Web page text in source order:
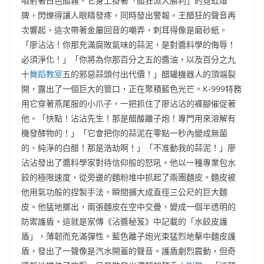
牌，閃爍得讓人眼睛發疼，同時發出警報。王醋狂的聲音再
次響起，這次帶著金屬回音的嘲弄，刺耳得像是磨砂紙。
「廖沾沾！你那充滿腐敗氣味的蒜泥，是對醬料學的侮辱！
必須淨化！」「你將為你那百分之五的醬油，以及百分之九
十舞蹈教室五的邪惡蒜頭付出代價！」醋罐機器人的頂端裂
開，露出了一個巨大的管口，正在聚積藍色光芒。K-999特務
用它穿著燕尾服的小爪子，一把抓住了廖沾沾的褲腳催促著
他。「快點！沾沾先生！那是醋酸離子炮！專門用來溶解有
機發酵物的！」「它會把你的蒜泥在零點一秒內變成無菌
的、純淨的白醋！那是浩劫啊！」「不准動我的蒜泥！」廖
沾沾發出了醬料學家對待信仰般的怒吼。他以一種專業包水
餃的極限速度，從旁邊的麵粉堆中抓起了兩團麵皮。麵皮被
他用氣功般的捏製手法，瞬間擴大成直徑三公尺的巨大麵
皮。他猛地擲出，兩張麵皮在空中交疊，變成一個半透明的
防禦護盾。這就是家傳《沾醬秘笈》中記載的「水餃皮護
盾」，薄韌而充滿彈性。藍色離子炮光束猛烈地擊中麵皮護
盾，發出了一聲像是汽水開蓋的聲音。護盾劇烈震動，但奇